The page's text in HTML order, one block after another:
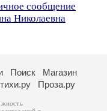
сообщение
Николаевна
Поиск
Магазин
Проза.ру